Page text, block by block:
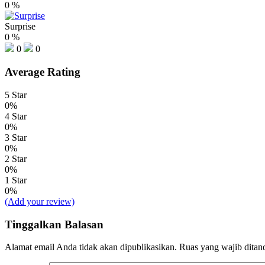
0 %
Surprise
0 %
0
0
Average Rating
5 Star
0%
4 Star
0%
3 Star
0%
2 Star
0%
1 Star
0%
(Add your review)
Tinggalkan Balasan
Alamat email Anda tidak akan dipublikasikan. Ruas yang wajib